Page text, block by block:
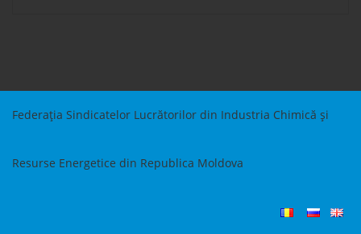
Federația Sindicatelor Lucrătorilor din Industria Chimică și
Resurse Energetice din Republica Moldova